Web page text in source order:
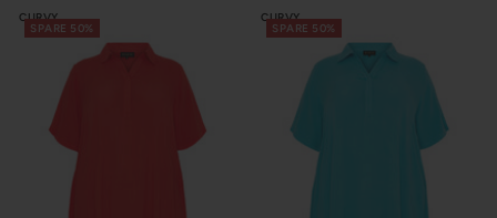
SPARE 50%
CURVY
SPARE 50%
CURVY